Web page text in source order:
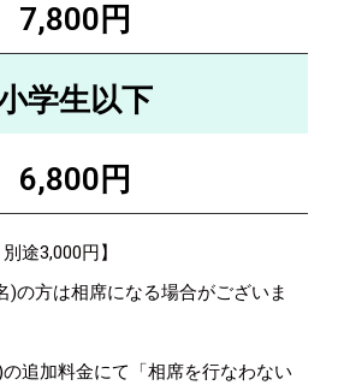
7,800円
学生以下
6,800円
途3,000円】
の方は相席になる場合がございま
追加料金にて「相席を行なわない